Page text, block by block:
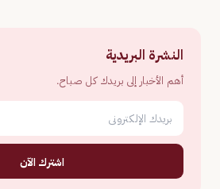
النشرة البريدية
أهم الأخبار إلى بريدك كل صباح.
اشترك الآن